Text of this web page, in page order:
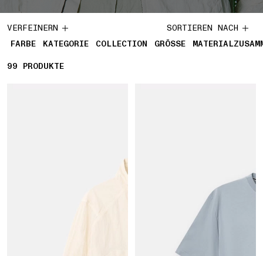
VERFEINERN
FARBE
KATEGORIE COLLECTION GRÖSSE
SORTIEREN NACH
99 99 PRODUKTE
PRODUKTE